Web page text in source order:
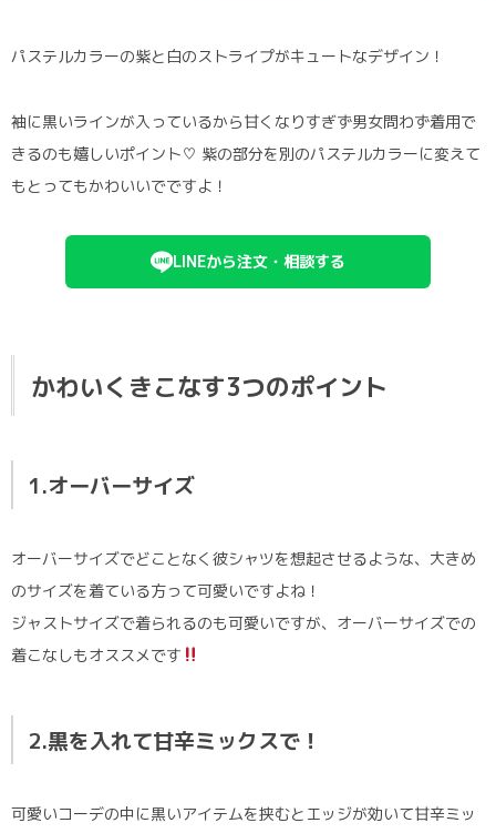
パステルカラーの紫と白のストライプがキュートなデザイン！
袖に黒いラインが入っているから甘くなりすぎず男女問わず着用で
きるのも嬉しいポイント♡ 紫の部分を別のパステルカラーに変えて
もとってもかわいいでですよ！
LINEから注文・相談する
かわいくきこなす3つのポイント
1.オーバーサイズ
オーバーサイズでどことなく彼シャツを想起させるような、大きめ
のサイズを着ている方って可愛いですよね！
ジャストサイズで着られるのも可愛いですが、オーバーサイズでの
着こなしもオススメです
2.黒を入れて甘辛ミックスで！
可愛いコーデの中に黒いアイテムを挟むとエッジが効いて甘辛ミッ